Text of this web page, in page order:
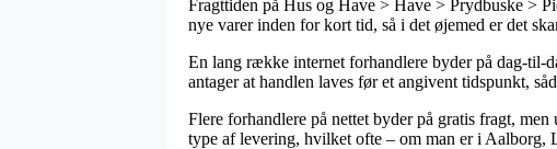
Fragttiden på Hus og Have > Have > Prydbuske >
nye varer inden for kort tid, så i det øjemed er det
En lang række internet forhandlere byder på dag-til-
antager at handlen laves før et angivent tidspunkt,
Flere forhandlere på nettet byder på gratis fragt,
type af levering, hvilket ofte – om man er i Aalborg,